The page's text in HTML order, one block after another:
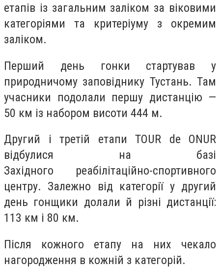
етапів із загальним заліком за віковими
категоріями та критеріуму з окремим
заліком.
Перший день гонки стартував у
природничому заповіднику Тустань. Там
учасники подолали першу дистанцію —
50 км із набором висоти 444 м.
Другий і третій етапи TOUR de ONUR
відбулися на базі
Західного реабілітаційно-спортивного
центру. Залежно від категорії у другий
день гонщики долали й різні дистанції:
113 км і 80 км.
Після кожного етапу на них чекало
нагородження в кожній з категорій.